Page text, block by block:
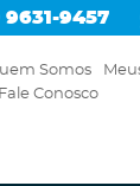
9631-9457
Somos
Fale Conosco